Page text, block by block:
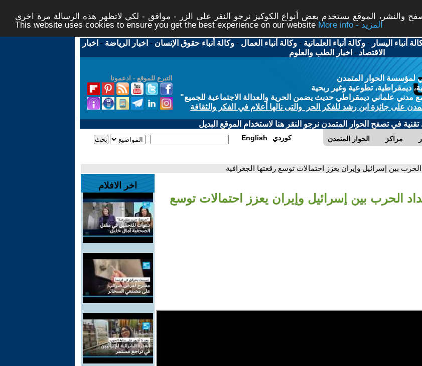
والنشر، الموقع يستخدم بعض أنواع الكوكيز نرجو النقر على الزر - موافق - لكي لاتظهر هذه الرسالة مرة اخرى -
This website uses cookies to ensure you get the best experience on our website
More info - المزيد
أنباء اليسار -وكالة أنباء العلمانية -وكالة أنباء العمال -وكالة أنباء حقوق الإنسان - اخبار الرياضة - اخبار
الاقتصاد - اخبار الطب والعلوم
التبرع للموقع - ادعمونا
لمؤسسة الحوار المتمدن
ديمقراطية، تطوعية وغير ربحية
علماني ديمقراطي حديث يضمن الحرية والعدالة الاجتماعية للجميع"
على جائزة ابن رشد للفكر الحر والتى نالها أعلام في الفكر والثقافة
في تصفح الحوار المتمدن نرجو النقر هنا لاستخدام الموقع البديل
الحوار المتمدن مراكز English كوردي
بين إسرائيل وإيران يعزز احتمالات توسع رقعتها الجغرافية
الحرب بين إسرائيل وإيران يعزز احتمالات توسع
اخر الافلام